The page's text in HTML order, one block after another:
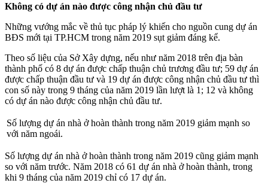
Không có dự án nào được công nhận chủ đầu tư
Những vướng mắc về thủ tục pháp lý khiến cho nguồn cung dự án
BĐS mới tại TP.HCM trong năm 2019 sụt giảm đáng kể.
Theo số liệu của Sở Xây dựng, nếu như năm 2018 trên địa bàn
thành phố có 8 dự án được chấp thuận chủ trương đầu tư; 59 dự án
được chấp thuận đầu tư và 19 dự án được công nhận chủ đầu tư thì
con số này trong 9 tháng của năm 2019 lần lượt là 1; 12 và không
có dự án nào được công nhận chủ đầu tư.
Số lượng dự án nhà ở hoàn thành trong năm 2019 giảm mạnh so
với năm ngoái.
Số lượng dự án nhà ở hoàn thành trong năm 2019 cũng giảm mạnh
so với năm trước. Năm 2018 có 61 dự án nhà ở hoàn thành, trong
khi 9 tháng của năm 2019 chỉ có 17 dự án.